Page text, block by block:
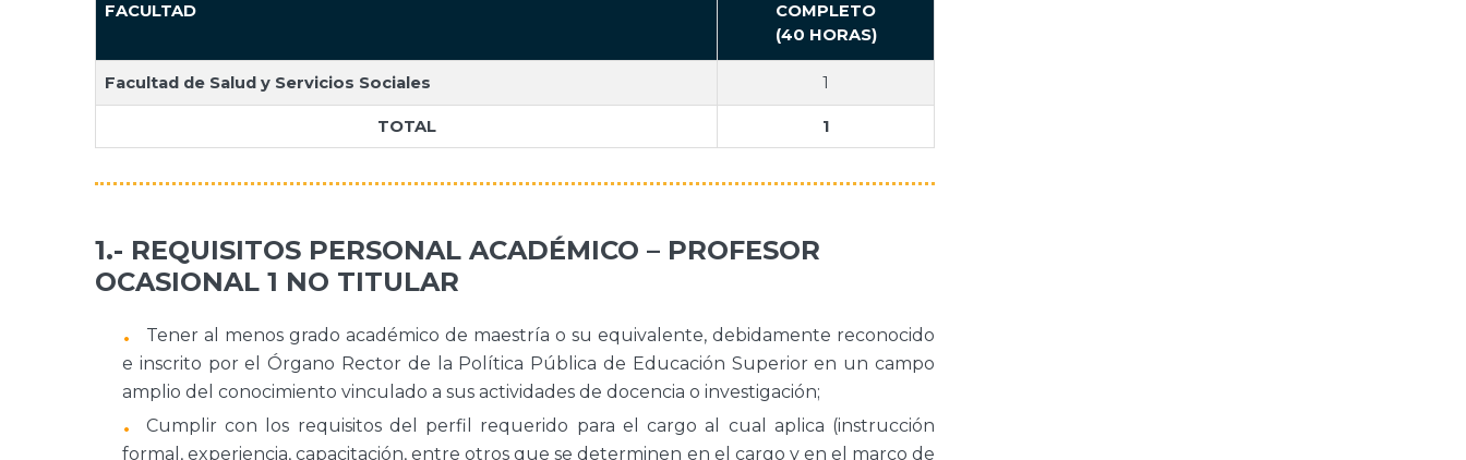
FACULTAD
COMPLETO
(40 HORAS)
Facultad de Salud y Servicios Sociales 1
TOTAL 1
1.- REQUISITOS PERSONAL ACADÉMICO – PROFESOR
OCASIONAL 1 NO TITULAR
Tener al menos grado académico de maestría o su equivalente, debidamente reconocido
e inscrito por el Órgano Rector de la Política Pública de Educación Superior en un campo
amplio del conocimiento vinculado a sus actividades de docencia o investigación;
Cumplir con los requisitos del perfil requerido para el cargo al cual aplica (instrucción
formal, experiencia, capacitación, entre otros que se determinen en el cargo y en el marco de